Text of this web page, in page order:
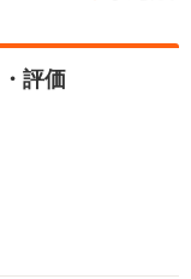
評価